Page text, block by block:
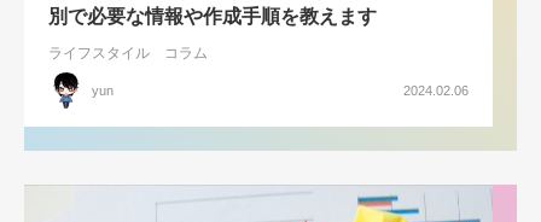
別で必要な情報や作成手順を教えます
ライフスタイル コラム
yun 2024.02.06